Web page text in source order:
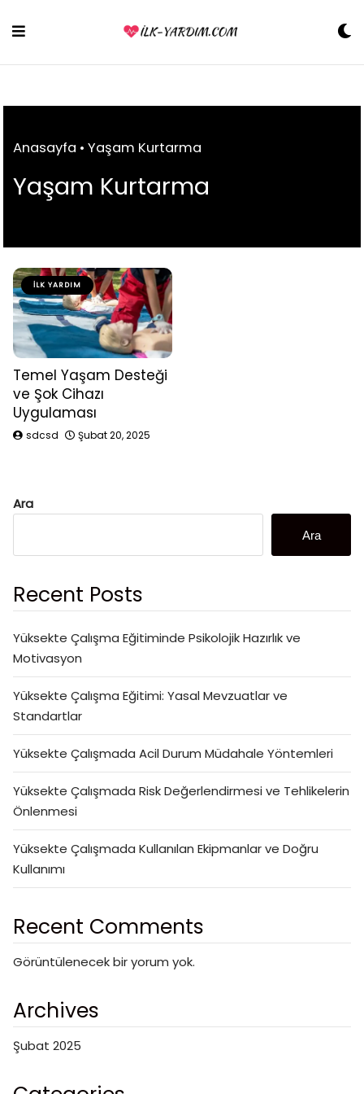
Anasayfa • Yaşam Kurtarma
Yaşam Kurtarma
İLK YARDIM
Temel Yaşam Desteği
ve Şok Cihazı
Uygulaması
sdcsd Şubat 20, 2025
Ara
Ara
Recent Posts
Yüksekte Çalışma Eğitiminde Psikolojik Hazırlık ve
Motivasyon
Yüksekte Çalışma Eğitimi: Yasal Mevzuatlar ve
Standartlar
Yüksekte Çalışmada Acil Durum Müdahale Yöntemleri
Yüksekte Çalışmada Risk Değerlendirmesi ve Tehlikelerin
Önlenmesi
Yüksekte Çalışmada Kullanılan Ekipmanlar ve Doğru
Kullanımı
Recent Comments
Görüntülenecek bir yorum yok.
Archives
Şubat 2025